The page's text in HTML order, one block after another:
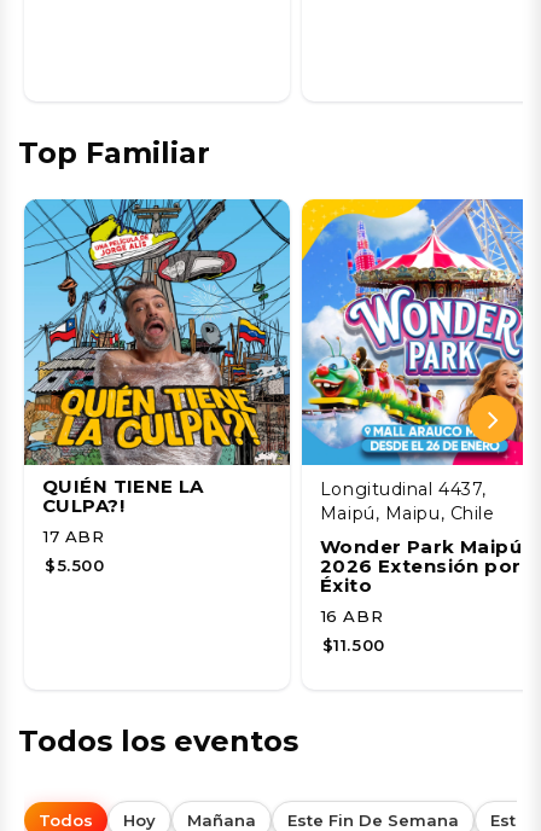
Top Familiar
QUIÉN TIENE LA
CULPA?!
17 ABR
$5.500
Longitudinal 4437,
Maipú, Maipu, Chile
Wonder Park Maipú
2026 Extensión por
Éxito
16 ABR
$11.500
Todos los eventos
Todos Hoy Mañana Este Fin De Semana Esta